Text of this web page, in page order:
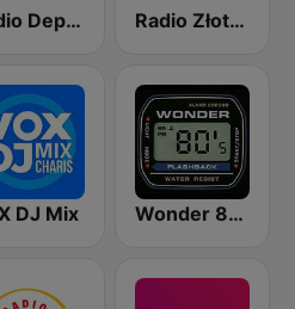
Radio Depeche Mode Radio Złote Przeboje
DJ Mix Wonder 80's